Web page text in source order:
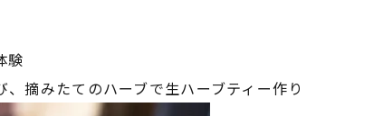
験
摘みたてのハーブで生ハーブティー作り